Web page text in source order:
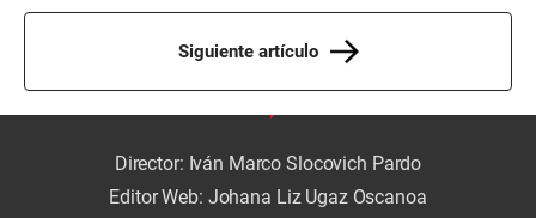
Siguiente artículo
Director: Iván Marco Slocovich Pardo
Editor Web: Johana Liz Ugaz Oscanoa